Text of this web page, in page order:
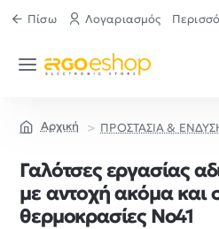
Πίσω Λογαριασμός
ΠΡΟΣΤΑΣΙΑ &
Γαλότσες εργασίας
με αντοχή ακόμα και
θερμοκρασίες Νο41